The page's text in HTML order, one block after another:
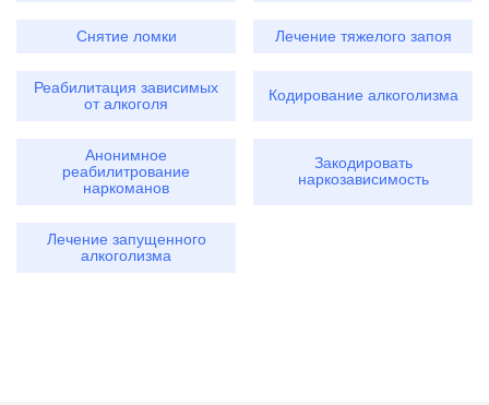
Снятие ломки Лечение тяжелого запоя
Реабилитация зависимых
от алкоголя
Кодирование алкоголизма
Анонимное
реабилитрование
наркоманов
Закодировать
наркозависимость
Лечение запущенного
алкоголизма